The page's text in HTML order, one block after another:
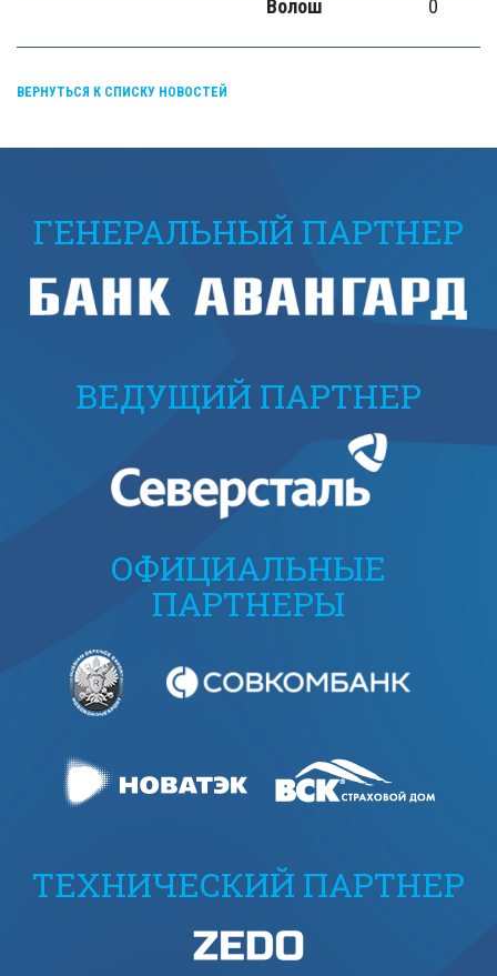
Волош 0
ВЕРНУТЬСЯ К СПИСКУ НОВОСТЕЙ
ГЕНЕРАЛЬНЫЙ ПАРТНЕР
ВЕДУЩИЙ ПАРТНЕР
ОФИЦИАЛЬНЫЕ
ПАРТНЕРЫ
ТЕХНИЧЕСКИЙ ПАРТНЕР